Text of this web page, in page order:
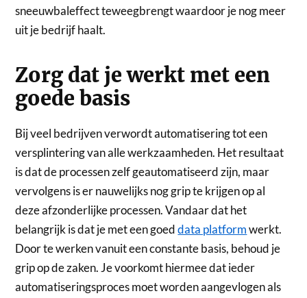
sneeuwbaleffect teweegbrengt waardoor je nog meer
uit je bedrijf haalt.
Zorg dat je werkt met een
goede basis
Bij veel bedrijven verwordt automatisering tot een
versplintering van alle werkzaamheden. Het resultaat
is dat de processen zelf geautomatiseerd zijn, maar
vervolgens is er nauwelijks nog grip te krijgen op al
deze afzonderlijke processen. Vandaar dat het
belangrijk is dat je met een goeddata platformwerkt.
Door te werken vanuit een constante basis, behoud je
grip op de zaken. Je voorkomt hiermee dat ieder
automatiseringsproces moet worden aangevlogen als